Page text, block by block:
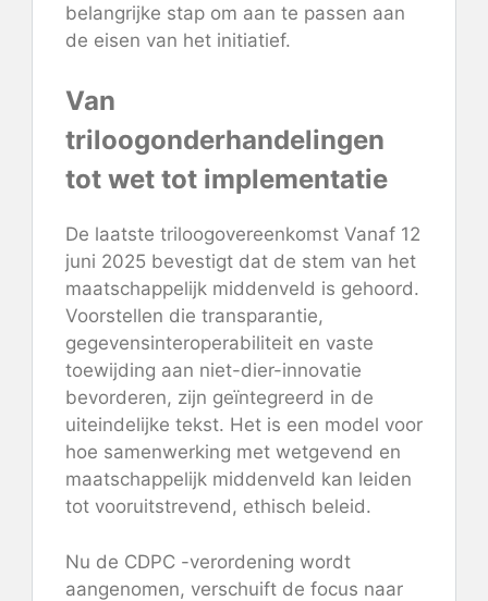
belangrijke stap om aan te passen aan
de eisen van het initiatief.
Van
triloogonderhandelingen
tot wet tot implementatie
De laatste triloogovereenkomst Vanaf 12
juni 2025 bevestigt dat de stem van het
maatschappelijk middenveld is gehoord.
Voorstellen die transparantie,
gegevensinteroperabiliteit en vaste
toewijding aan niet-dier-innovatie
bevorderen, zijn geïntegreerd in de
uiteindelijke tekst. Het is een model voor
hoe samenwerking met wetgevend en
maatschappelijk middenveld kan leiden
tot vooruitstrevend, ethisch beleid.
Nu de CDPC -verordening wordt
aangenomen, verschuift de focus naar